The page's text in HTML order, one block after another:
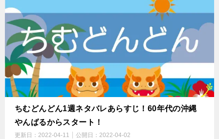
ちむどんどん1週ネタバレあらすじ！60年代の沖縄
やんばるからスタート！
更新日： 2022-04-11 公開日： 2022-04-02